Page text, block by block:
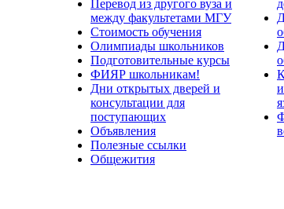
Перевод из другого вуза и
между факультетами МГУ
Стоимость обучения
Олимпиады школьников
Подготовительные курсы
ФИЯР школьникам!
Дни открытых дверей и
консультации для
поступающих
Объявления
Полезные ссылки
Общежития